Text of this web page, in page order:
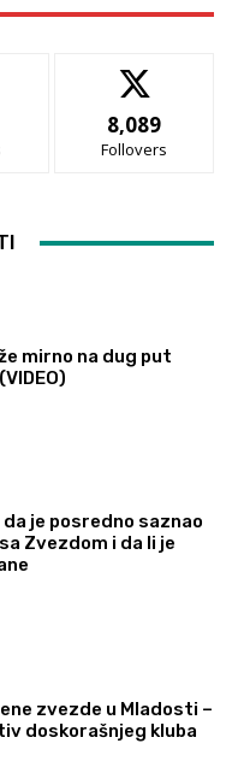
8,089
Follovers
mirno na dug put
je posredno saznao
Zvezdom i da li je
zvezde u Mladosti –
doskorašnjeg kluba